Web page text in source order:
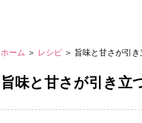
ホーム ＞ レシピ ＞ 旨味と甘さが引
旨味と甘さが引き立